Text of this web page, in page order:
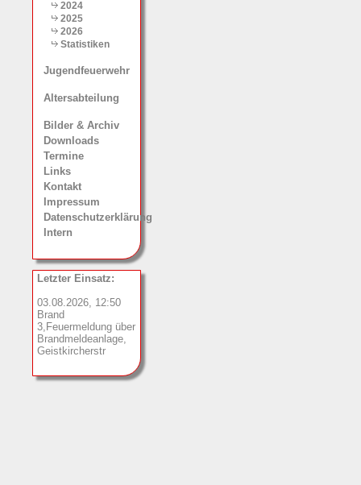
2024
2025
2026
Statistiken
Jugendfeuerwehr
Altersabteilung
Bilder & Archiv
Downloads
Termine
Links
Kontakt
Impressum
Datenschutzerklärung
Intern
Letzter Einsatz:
03.08.2026, 12:50
Brand
3,Feuermeldung über
Brandmeldeanlage,
Geistkircherstr